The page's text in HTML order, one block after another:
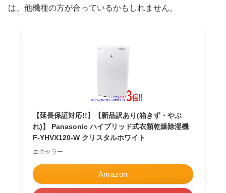
は、他機種の方が合っているかもしれません。
【延長保証対応!!】【新品訳あり(箱きず・やぶ
れ)】 Panasonic ハイブリッド式衣類乾燥除湿機
F-YHVX120-W クリスタルホワイト
エクセラー
Amazon